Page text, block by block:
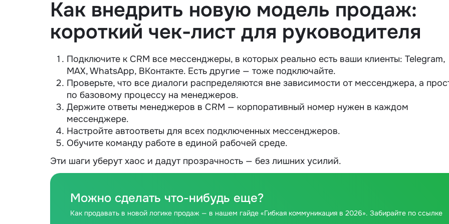
Как внедрить новую модель продаж:
короткий чек-лист для руководителя
Подключите к CRM все мессенджеры, в которых реально есть ваши клиенты: Telegram,
MAX, WhatsApp, ВКонтакте. Есть другие — тоже подключайте.
Проверьте, что все диалоги распределяются вне зависимости от мессенджера, а
по базовому процессу на менеджеров.
Держите ответы менеджеров в CRM — корпоративный номер нужен в каждом
мессенджере.
Настройте автоответы для всех подключенных мессенджеров.
Обучите команду работе в единой рабочей среде.
Эти шаги уберут хаос и дадут прозрачность — без лишних усилий.
Можно сделать что-нибудь еще?
Как продавать в новой логике продаж — в нашем гайде «Гибкая коммуникация в 2026». Забирайте по ссылке